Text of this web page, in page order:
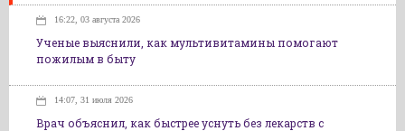
16:22, 03 августа 2026
Ученые выяснили, как мультивитамины помогают
пожилым в быту
14:07, 31 июля 2026
Врач объяснил, как быстрее уснуть без лекарств с